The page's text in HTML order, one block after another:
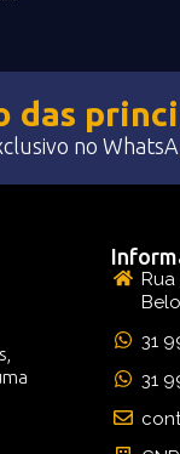
das
no
Rua
31
31